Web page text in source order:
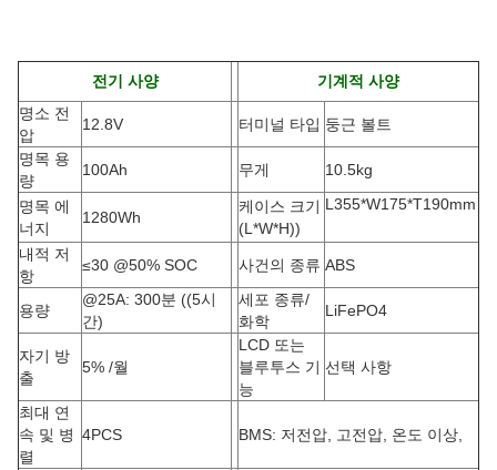
전기 사양
기계적 사양
명소 전
압
12.8V 터미널 타입 둥근 볼트
명목 용
량
100Ah 무게 10.5kg
명목 에
너지
1280Wh
케이스 크기
(L*W*H))
L355*W175*T190mm
내적 저
항
≤30 @50% SOC 사건의 종류 ABS
용량
@25A: 300분 ((5시
간)
세포 종류/
화학
LiFePO4
자기 방
출
5% /월
LCD 또는
블루투스 기
능
선택 사항
최대 연
속 및 병
렬
4PCS BMS: 저전압, 고전압, 온도 이상,